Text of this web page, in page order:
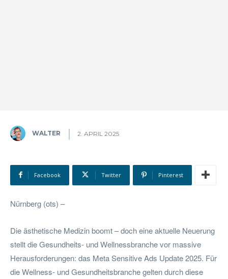
WALTER 2. APRIL 2025
Facebook Twitter Pinterest
Nürnberg (ots) –
Die ästhetische Medizin boomt – doch eine aktuelle Neuerung
stellt die Gesundheits- und Wellnessbranche vor massive
Herausforderungen: das Meta Sensitive Ads Update 2025. Für
die Wellness- und Gesundheitsbranche gelten durch diese